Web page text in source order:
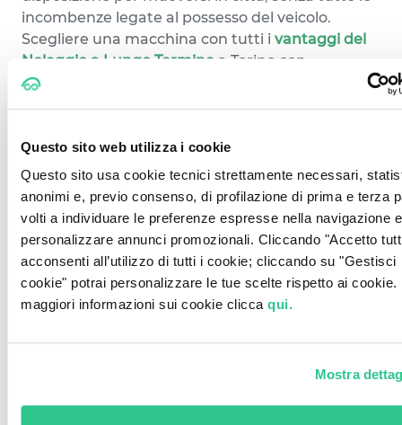
Questo sito web utilizza i cookie
Questo sito usa cookie tecnici strettamente necessari,
anonimi e, previo consenso, di profilazione di prima e terza
volti a individuare le preferenze espresse nella navigazione e
personalizzare annunci promozionali. Cliccando "Accetto
acconsenti all’utilizzo di tutti i cookie; cliccando su "Gestisci
cookie" potrai personalizzare le tue scelte rispetto ai cookie.
maggiori informazioni sui cookie clicca qui.
Mostra
incombenze legate al possesso del veicolo.
Scegliere una macchina con tutti i vantaggi del
Noleggio a Lungo Termine a Torino con
CarPlanner vuol dire avere massima flessibilità: è
del noleggio, i chilometri inclusi, la formula con o
senza anticipo
e servizi accessori.
Noleggio Auto Lungo Termine
Torino: prezzi
Le offerte diNoleggio a Lungo Termine di
Carplanner a Torino, sono pensate per le
esigenze di ogni automobilista: dalle citycar alle
CarPlanner per ilNoleggio auto low costè vasto
e comprende macchine di diversa cilindrata delle
Ad esempio, puoi scegliere per il tuo